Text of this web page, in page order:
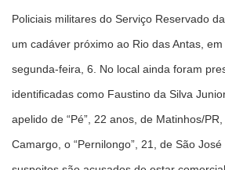
Policiais militares do Serviço Reservado
um cadáver próximo ao Rio das Antas,
segunda-feira, 6. No local ainda foram
identificadas como Faustino da Silva
apelido de “Pé”, 22 anos, de Matinhos/
Camargo, o “Pernilongo”, 21, de São